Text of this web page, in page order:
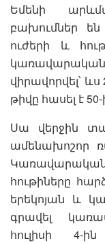
Եմենի
բախումներ
ուժերի և
վիրավորվել՝ ևս
թիվը հասել է
Սա վերջին
ամենախոշոր
Կառավարական
հութիները
երեկոյան և
գրավել
հուլիսի 4-